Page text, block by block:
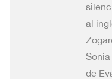
al
de